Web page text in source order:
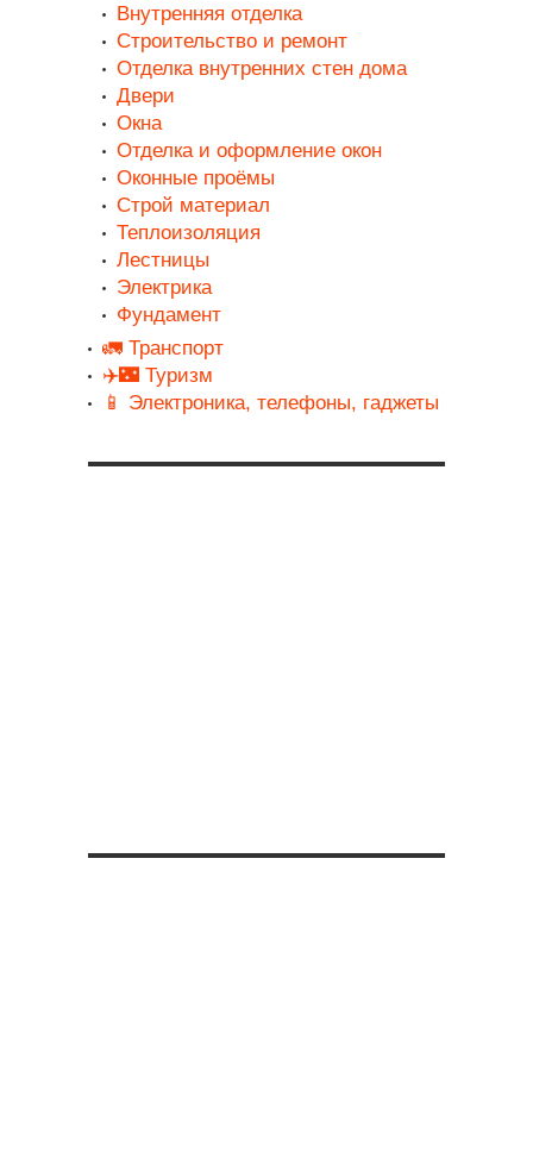
Внутренняя отделка
Строительство и ремонт
Отделка внутренних стен дома
Двери
Окна
Отделка и оформление окон
Оконные проёмы
Строй материал
Теплоизоляция
Лестницы
Электрика
Фундамент
🚛 Транспорт
✈️🌃 Туризм
📱 Электроника, телефоны, гаджеты